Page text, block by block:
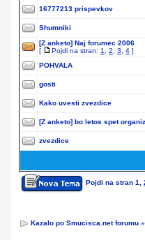
16777213 prispevkov
Shumniki
[Z anketo] Naj forumec 2006
[
Pojdi na stran: 1 2 3 4 ]
POHVALA
gosti
Kako uvesti zvezdice
[Z anketo] bo letos spet
zvezdice
Pojdi na stran 1
Kazalo po Smucisca.net forumu »